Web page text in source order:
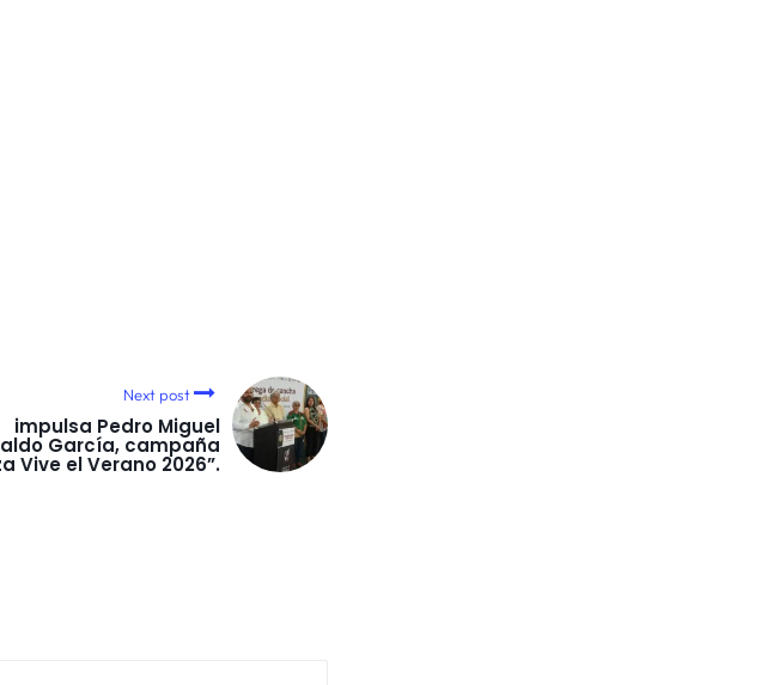
Next post
impulsa Pedro Miguel
García, campaña
Vive el Verano 2026”.